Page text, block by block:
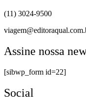
(11) 3024-9500
Assine nossa
[sibwp_form id=22]
Social